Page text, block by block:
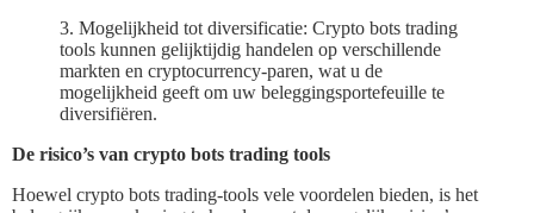
3. Mogelijkheid tot diversificatie: Crypto bots trading
tools kunnen gelijktijdig handelen op verschillende
markten en cryptocurrency-paren, wat u de
mogelijkheid geeft om uw beleggingsportefeuille te
diversifiëren.
De risico’s van crypto bots trading tools
Hoewel crypto bots trading-tools vele voordelen bieden, is het